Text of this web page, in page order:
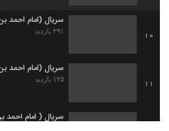
10
سریال (امام
۲۹۱ بازدید
11
سریال (امام احمد
۱۲۵ بازدید
سریال ( امام